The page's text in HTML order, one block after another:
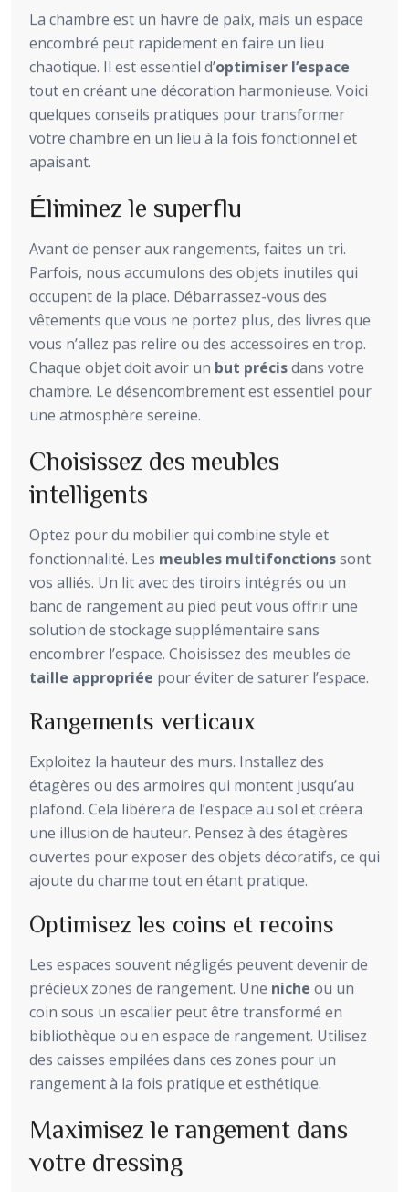
La chambre est un havre de paix, mais un espace
encombré peut rapidement en faire un lieu
chaotique. Il est essentiel d’optimiser l’espace
tout en créant une décoration harmonieuse. Voici
quelques conseils pratiques pour transformer
votre chambre en un lieu à la fois fonctionnel et
apaisant.
Éliminez le superflu
Avant de penser aux rangements, faites un tri.
Parfois, nous accumulons des objets inutiles qui
occupent de la place. Débarrassez-vous des
vêtements que vous ne portez plus, des livres que
vous n’allez pas relire ou des accessoires en trop.
Chaque objet doit avoir un but précisdans votre
chambre. Le désencombrement est essentiel pour
une atmosphère sereine.
Choisissez des meubles
intelligents
Optez pour du mobilier qui combine style et
fonctionnalité. Les meubles multifonctionssont
vos alliés. Un lit avec des tiroirs intégrés ou un
banc de rangement au pied peut vous offrir une
solution de stockage supplémentaire sans
encombrer l’espace. Choisissez des meubles de
taille appropriée pour éviter de saturer l’espace.
Rangements verticaux
Exploitez la hauteur des murs. Installez des
étagères ou des armoires qui montent jusqu’au
plafond. Cela libérera de l’espace au sol et créera
une illusion de hauteur. Pensez à des étagères
ouvertes pour exposer des objets décoratifs, ce qui
ajoute du charme tout en étant pratique.
Optimisez les coins et recoins
Les espaces souvent négligés peuvent devenir de
précieux zones de rangement. Une niche ou un
coin sous un escalier peut être transformé en
bibliothèque ou en espace de rangement. Utilisez
des caisses empilées dans ces zones pour un
rangement à la fois pratique et esthétique.
Maximisez le rangement dans
votre dressing